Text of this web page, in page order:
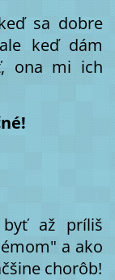
sa dobre
keď dám
ona mi ich
až príliš
a ako
chorôb!